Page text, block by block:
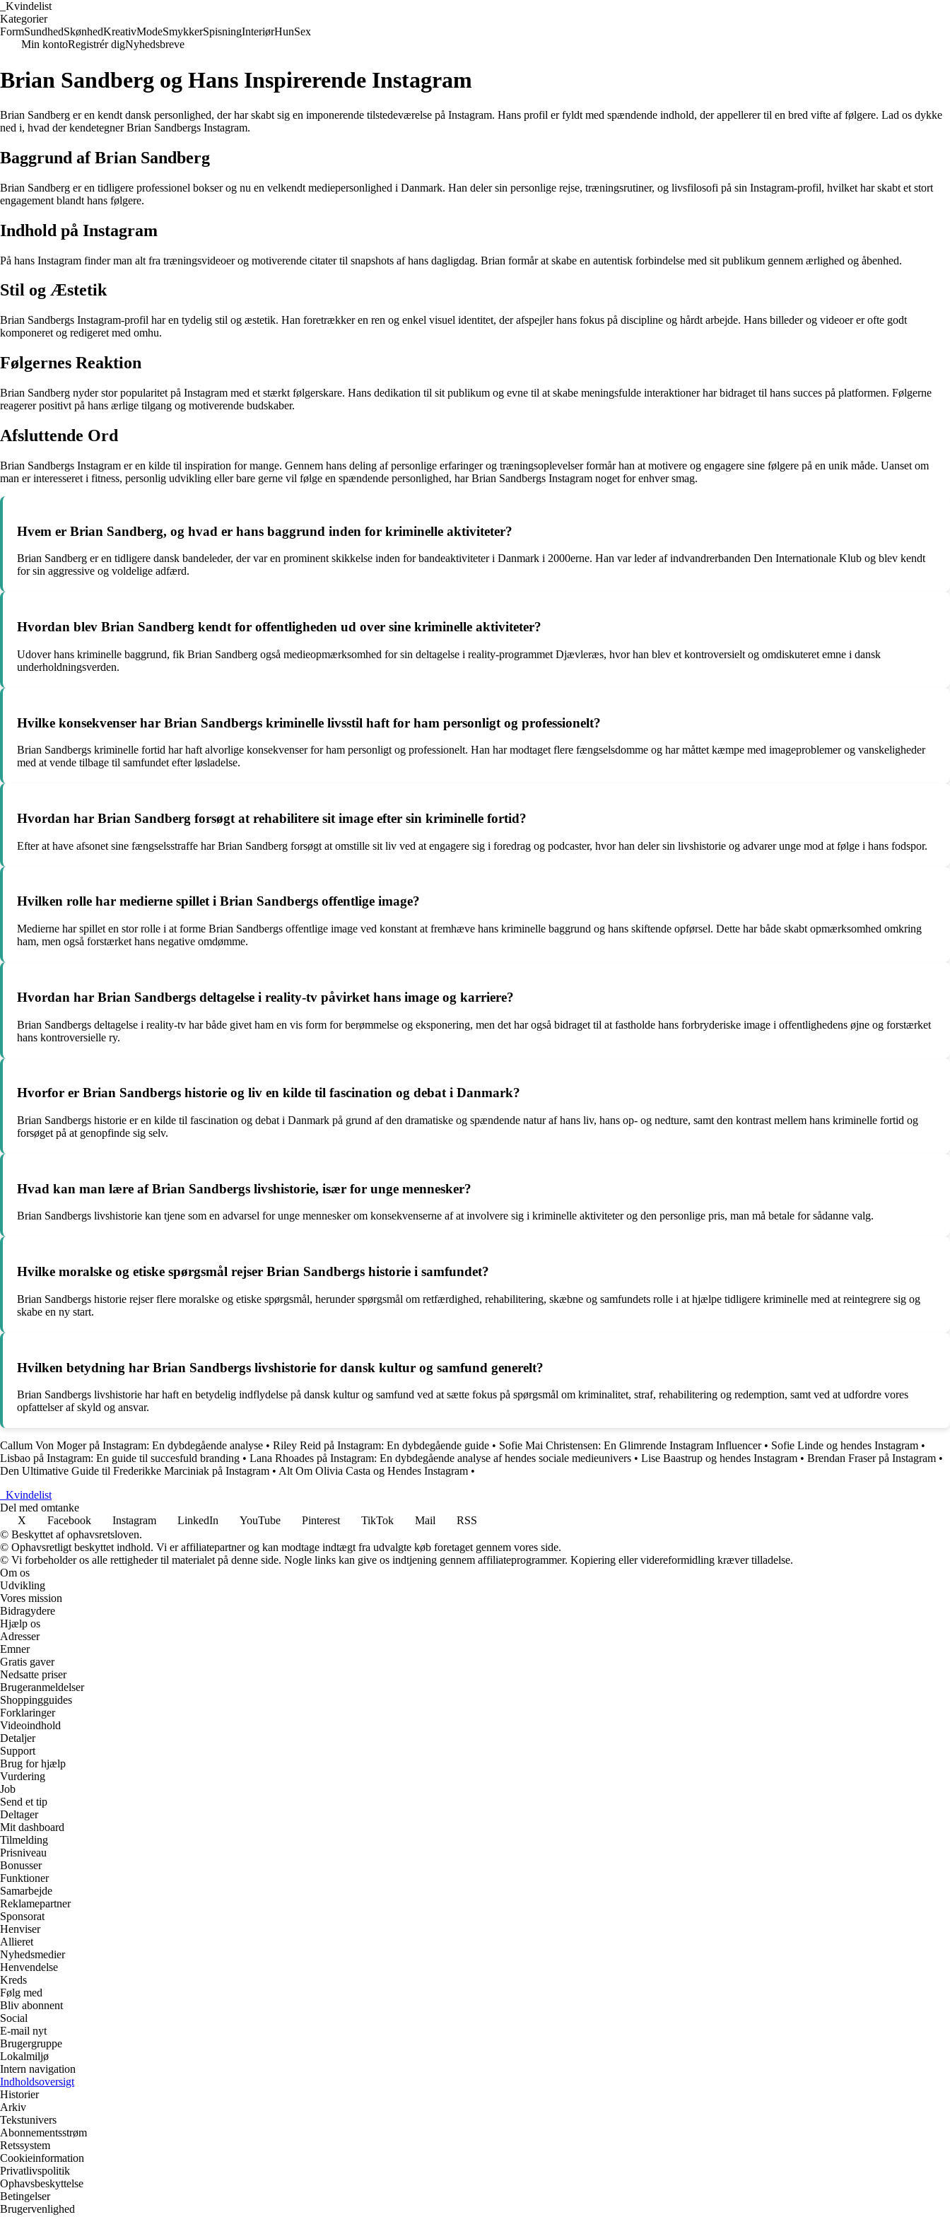
Kvindelist
Kategorier
FormSundhedSkønhedKreativModeSmykkerSpisningInteriørHunSex
Min kontoRegistrér digNyhedsbreve
Brian Sandberg og Hans Inspirerende Instagram
Brian Sandberg er en kendt dansk personlighed, der har skabt sig en imponerende tilstedeværelse på Instagram. Hans profil er fyldt med spændende indhold, der appellerer til en bred vifte af følgere. Lad os dykke
ned i, hvad der kendetegner Brian Sandbergs Instagram.
Baggrund af Brian Sandberg
Brian Sandberg er en tidligere professionel bokser og nu en velkendt mediepersonlighed i Danmark. Han deler sin personlige rejse, træningsrutiner, og livsfilosofi på sin Instagram-profil, hvilket har skabt et stort
engagement blandt hans følgere.
Indhold på Instagram
På hans Instagram finder man alt fra træningsvideoer og motiverende citater til snapshots af hans dagligdag. Brian formår at skabe en autentisk forbindelse med sit publikum gennem ærlighed og åbenhed.
Stil og Æstetik
Brian Sandbergs Instagram-profil har en tydelig stil og æstetik. Han foretrækker en ren og enkel visuel identitet, der afspejler hans fokus på discipline og hårdt arbejde. Hans billeder og videoer er ofte godt
komponeret og redigeret med omhu.
Følgernes Reaktion
Brian Sandberg nyder stor popularitet på Instagram med et stærkt følgerskare. Hans dedikation til sit publikum og evne til at skabe meningsfulde interaktioner har bidraget til hans succes på platformen. Følgerne
reagerer positivt på hans ærlige tilgang og motiverende budskaber.
Afsluttende Ord
Brian Sandbergs Instagram er en kilde til inspiration for mange. Gennem hans deling af personlige erfaringer og træningsoplevelser formår han at motivere og engagere sine følgere på en unik måde. Uanset om
man er interesseret i fitness, personlig udvikling eller bare gerne vil følge en spændende personlighed, har Brian Sandbergs Instagram noget for enhver smag.
Hvem er Brian Sandberg, og hvad er hans baggrund inden for kriminelle aktiviteter?
Brian Sandberg er en tidligere dansk bandeleder, der var en prominent skikkelse inden for bandeaktiviteter i Danmark i 2000erne. Han var leder af indvandrerbanden Den Internationale Klub og blev kendt
for sin aggressive og voldelige adfærd.
Hvordan blev Brian Sandberg kendt for offentligheden ud over sine kriminelle aktiviteter?
Udover hans kriminelle baggrund, fik Brian Sandberg også medieopmærksomhed for sin deltagelse i reality-programmet Djævleræs, hvor han blev et kontroversielt og omdiskuteret emne i dansk
underholdningsverden.
Hvilke konsekvenser har Brian Sandbergs kriminelle livsstil haft for ham personligt og professionelt?
Brian Sandbergs kriminelle fortid har haft alvorlige konsekvenser for ham personligt og professionelt. Han har modtaget flere fængselsdomme og har måttet kæmpe med imageproblemer og vanskeligheder
med at vende tilbage til samfundet efter løsladelse.
Hvordan har Brian Sandberg forsøgt at rehabilitere sit image efter sin kriminelle fortid?
Efter at have afsonet sine fængselsstraffe har Brian Sandberg forsøgt at omstille sit liv ved at engagere sig i foredrag og podcaster, hvor han deler sin livshistorie og advarer unge mod at følge i hans fodspor.
Hvilken rolle har medierne spillet i Brian Sandbergs offentlige image?
Medierne har spillet en stor rolle i at forme Brian Sandbergs offentlige image ved konstant at fremhæve hans kriminelle baggrund og hans skiftende opførsel. Dette har både skabt opmærksomhed omkring
ham, men også forstærket hans negative omdømme.
Hvordan har Brian Sandbergs deltagelse i reality-tv påvirket hans image og karriere?
Brian Sandbergs deltagelse i reality-tv har både givet ham en vis form for berømmelse og eksponering, men det har også bidraget til at fastholde hans forbryderiske image i offentlighedens øjne og forstærket
hans kontroversielle ry.
Hvorfor er Brian Sandbergs historie og liv en kilde til fascination og debat i Danmark?
Brian Sandbergs historie er en kilde til fascination og debat i Danmark på grund af den dramatiske og spændende natur af hans liv, hans op- og nedture, samt den kontrast mellem hans kriminelle fortid og
forsøget på at genopfinde sig selv.
Hvad kan man lære af Brian Sandbergs livshistorie, især for unge mennesker?
Brian Sandbergs livshistorie kan tjene som en advarsel for unge mennesker om konsekvenserne af at involvere sig i kriminelle aktiviteter og den personlige pris, man må betale for sådanne valg.
Hvilke moralske og etiske spørgsmål rejser Brian Sandbergs historie i samfundet?
Brian Sandbergs historie rejser flere moralske og etiske spørgsmål, herunder spørgsmål om retfærdighed, rehabilitering, skæbne og samfundets rolle i at hjælpe tidligere kriminelle med at reintegrere sig og
skabe en ny start.
Hvilken betydning har Brian Sandbergs livshistorie for dansk kultur og samfund generelt?
Brian Sandbergs livshistorie har haft en betydelig indflydelse på dansk kultur og samfund ved at sætte fokus på spørgsmål om kriminalitet, straf, rehabilitering og redemption, samt ved at udfordre vores
opfattelser af skyld og ansvar.
Callum Von Moger på Instagram: En dybdegående analyse • Riley Reid på Instagram: En dybdegående guide • Sofie Mai Christensen: En Glimrende Instagram Influencer• Sofie Linde og hendes Instagram •
Lisbao på Instagram: En guide til succesfuld branding • Lana Rhoades på Instagram: En dybdegående analyse af hendes sociale medieunivers • Lise Baastrup og hendes Instagram • Brendan Fraser på Instagram •
Den Ultimative Guide til Frederikke Marciniak på Instagram • Alt Om Olivia Casta og Hendes Instagram •
Kvindelist
Del med omtanke
X
Facebook Instagram LinkedIn YouTube Pinterest TikTok Mail
RSS
© Beskyttet af ophavsretsloven.
© Ophavsretligt beskyttet indhold. Vi er affiliatepartner og kan modtage indtægt fra udvalgte køb foretaget gennem vores side.
© Vi forbeholder os alle rettigheder til materialet på denne side. Nogle links kan give os indtjening gennem affiliateprogrammer. Kopiering eller videreformidling kræver tilladelse.
Om os
Udvikling
Vores mission
Bidragydere
Hjælp os
Adresser
Emner
Gratis gaver
Nedsatte priser
Brugeranmeldelser
Shoppingguides
Forklaringer
Videoindhold
Detaljer
Support
Brug for hjælp
Vurdering
Job
Send et tip
Deltager
Mit dashboard
Tilmelding
Prisniveau
Bonusser
Funktioner
Samarbejde
Reklamepartner
Sponsorat
Henviser
Allieret
Nyhedsmedier
Henvendelse
Kreds
Følg med
Bliv abonnent
Social
E-mail nyt
Brugergruppe
Lokalmiljø
Intern navigation
Indholdsoversigt
Historier
Arkiv
Tekstunivers
Abonnementsstrøm
Retssystem
Cookieinformation
Privatlivspolitik
Ophavsbeskyttelse
Betingelser
Brugervenlighed